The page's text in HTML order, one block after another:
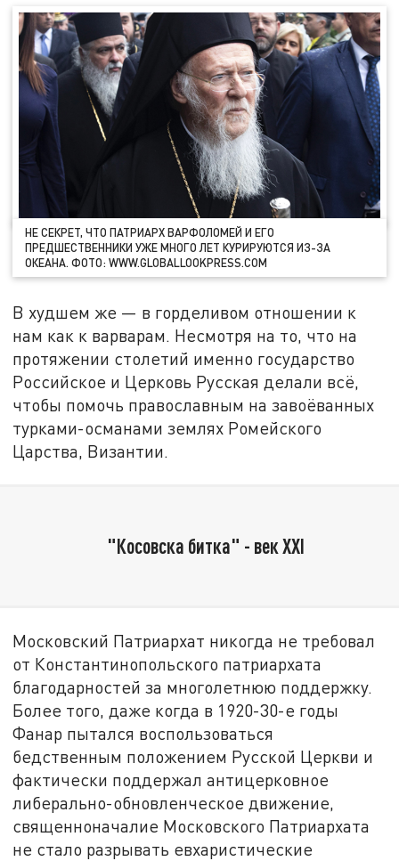
НЕ СЕКРЕТ, ЧТО ПАТРИАРХ ВАРФОЛОМЕЙ И ЕГО
ПРЕДШЕСТВЕННИКИ УЖЕ МНОГО ЛЕТ КУРИРУЮТСЯ ИЗ-ЗА
ОКЕАНА. ФОТО: WWW.GLOBALLOOKPRESS.COM
В худшем же — в горделивом отношении к
нам как к варварам. Несмотря на то, что на
протяжении столетий именно государство
Российское и Церковь Русская делали всё,
чтобы помочь православным на завоёванных
турками-османами землях Ромейского
Царства, Византии.
"Косовска битка" - век XXI
Московский Патриархат никогда не требовал
от Константинопольского патриархата
благодарностей за многолетнюю поддержку.
Более того, даже когда в 1920-30-е годы
Фанар пытался воспользоваться
бедственным положением Русской Церкви и
фактически поддержал антицерковное
либерально-обновленческое движение,
священноначалие Московского Патриархата
не стало разрывать евхаристические